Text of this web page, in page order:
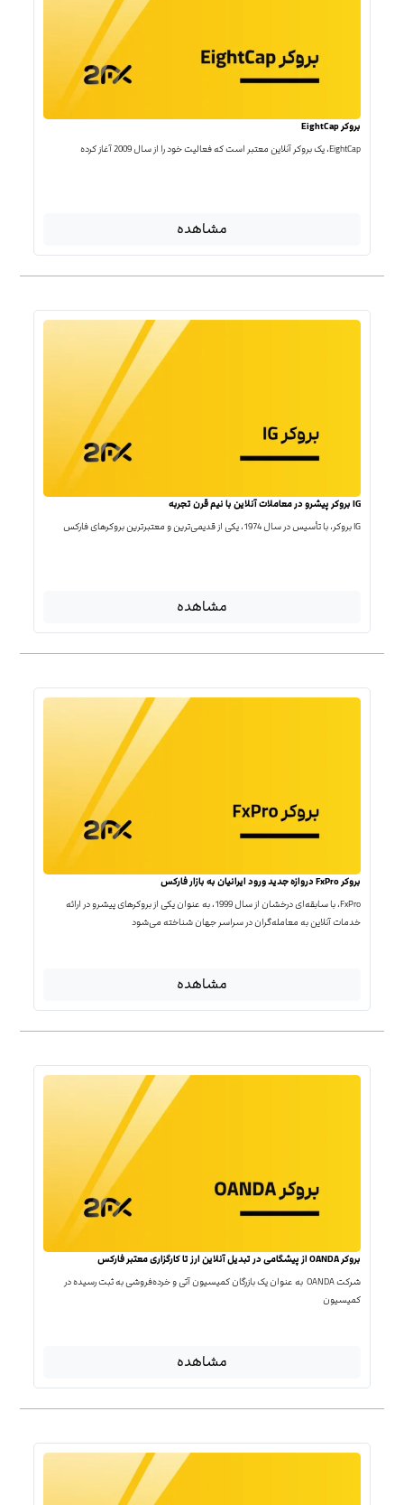
بروکر EightCap
EightCap، یک بروکر آنلاین معتبر است که فعالیت خود را از سال 2009 آغاز کرده
مشاهده
IG بروکر پیشرو در معاملات آنلاین با نیم قرن تجربه
IG بروکر، با تأسیس در سال 1974، یکی از قدیمی‌ترین و معتبرترین بروکرهای فارکس
مشاهده
بروکر FxPro دروازه جدید ورود ایرانیان به بازار فارکس
FxPro، با سابقه‌ای درخشان از سال 1999، به عنوان یکی از بروکرهای پیشرو در ارائه
خدمات آنلاین به معامله‌گران در سراسر جهان شناخته می‌شود
مشاهده
بروکر OANDA از پیشگامی در تبدیل آنلاین ارز تا کارگزاری معتبر فارکس
شرکت OANDA به عنوان یک بازرگان کمیسیون آتی و خرده‌فروشی به ثبت رسیده در
کمیسیون
مشاهده